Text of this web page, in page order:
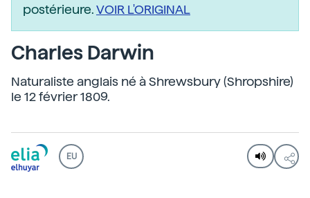
postérieure.VOIR L'ORIGINAL
Charles Darwin
Naturaliste anglais né à Shrewsbury (Shropshire)
le 12 février 1809.
EU